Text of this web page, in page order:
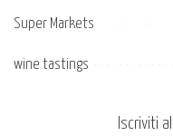
Super Markets
wine tastings
Iscriviti